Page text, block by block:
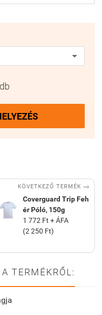
db
KÖVETKEZŐ TERMÉK 
Coverguard Trip Feh
ér Póló, 150g
1 772 Ft + ÁFA
(2 250 Ft)
TERMÉKRŐL: